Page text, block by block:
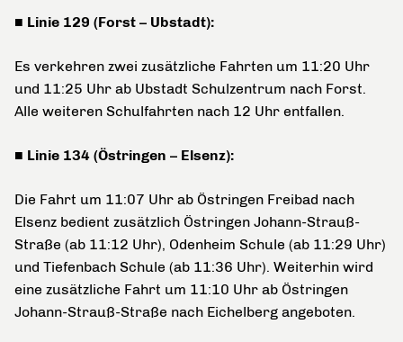
■ Linie 129 (Forst – Ubstadt):
Es verkehren zwei zusätzliche Fahrten um 11:20 Uhr
und 11:25 Uhr ab Ubstadt Schulzentrum nach Forst.
Alle weiteren Schulfahrten nach 12 Uhr entfallen.
■ Linie 134 (Östringen – Elsenz):
Die Fahrt um 11:07 Uhr ab Östringen Freibad nach
Elsenz bedient zusätzlich Östringen Johann-Strauß-
Straße (ab 11:12 Uhr), Odenheim Schule (ab 11:29 Uhr)
und Tiefenbach Schule (ab 11:36 Uhr). Weiterhin wird
eine zusätzliche Fahrt um 11:10 Uhr ab Östringen
Johann-Strauß-Straße nach Eichelberg angeboten.